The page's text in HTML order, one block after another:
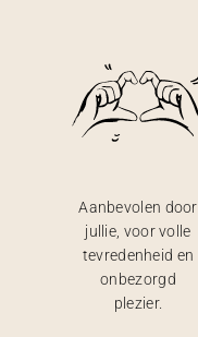
Aanbevolen door
jullie, voor volle
tevredenheid en
onbezorgd
plezier.